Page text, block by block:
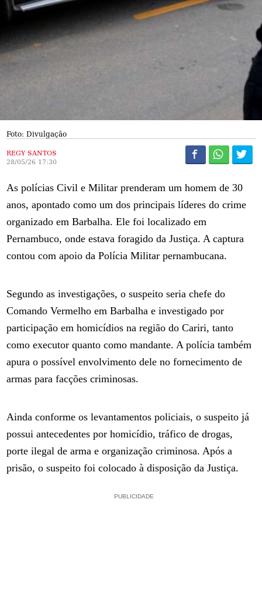
Foto: Divulgação
REGY SANTOS
28/05/26 17:30
As polícias Civil e Militar prenderam um homem de 30
anos, apontado como um dos principais líderes do crime
organizado em Barbalha. Ele foi localizado em
Pernambuco, onde estava foragido da Justiça. A captura
contou com apoio da Polícia Militar pernambucana.
Segundo as investigações, o suspeito seria chefe do
Comando Vermelho em Barbalha e investigado por
participação em homicídios na região do Cariri, tanto
como executor quanto como mandante. A polícia também
apura o possível envolvimento dele no fornecimento de
armas para facções criminosas.
Ainda conforme os levantamentos policiais, o suspeito já
possui antecedentes por homicídio, tráfico de drogas,
porte ilegal de arma e organização criminosa. Após a
prisão, o suspeito foi colocado à disposição da Justiça.
PUBLICIDADE